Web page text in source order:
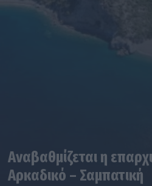
Αναβαθμίζεται η
Αρκαδικό – Σαμπατική